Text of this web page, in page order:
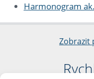
Harmonogram
Zobrazit